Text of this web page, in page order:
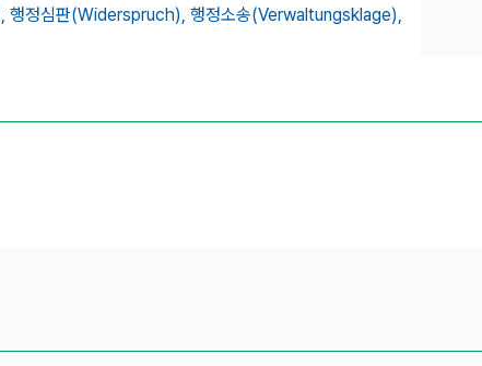
행정심판(Widerspruch), 행정소송(Verwaltungsklage),